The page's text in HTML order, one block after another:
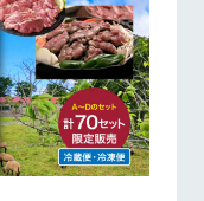
ふ
じ
館ヶ
自然
とふ
アクティ
ビティ／
体験
ツリーハウスや
各種体験教室な
ど、楽しみなが
ら学べる様々な
フラワーガーデン